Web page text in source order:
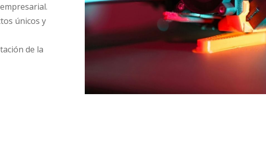
únicos y
de la